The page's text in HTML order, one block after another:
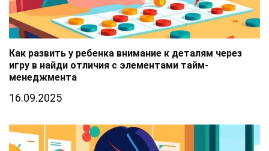
Как развить у ребенка внимание к деталям через
игру в найди отличия с элементами тайм-
менеджмента
16.09.2025